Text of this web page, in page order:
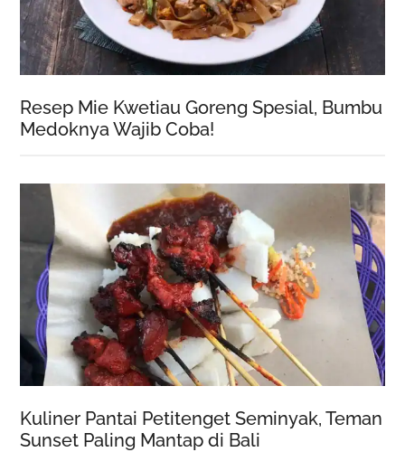
Resep Mie Kwetiau Goreng Spesial, Bumbu
Medoknya Wajib Coba!
Kuliner Pantai Petitenget Seminyak, Teman
Sunset Paling Mantap di Bali